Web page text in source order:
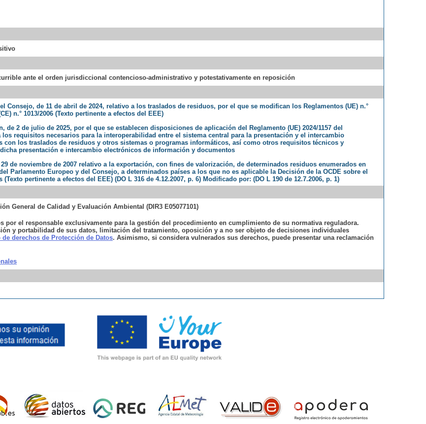
ante el orden jurisdiccional contencioso-administrativo y potestativamente en reposición
Consejo, de 11 de abril de 2024, relativo a los traslados de residuos, por el que se modifican los Reglamentos (UE) n.°
n.° 1013/2006 (Texto pertinente a efectos del EEE)
de 2 de julio de 2025, por el que se establecen disposiciones de aplicación del Reglamento (UE) 2024/1157 del
requisitos necesarios para la interoperabilidad entre el sistema central para la presentación y el intercambio
los traslados de residuos y otros sistemas o programas informáticos, así como otros requisitos técnicos y
presentación e intercambio electrónicos de información y documentos
29 de noviembre de 2007 relativo a la exportación, con fines de valorización, de determinados residuos enumerados en
Parlamento Europeo y del Consejo, a determinados países a los que no es aplicable la Decisión de la OCDE sobre el
pertinente a efectos del EEE) (DO L 316 de 4.12.2007, p. 6) Modificado por: (DO L 190 de 12.7.2006, p. 1)
General de Calidad y Evaluación Ambiental (DIR3 E05077101)
por el responsable exclusivamente para la gestión del procedimiento en cumplimiento de su normativa reguladora.
y portabilidad de sus datos, limitación del tratamiento, oposición y a no ser objeto de decisiones individuales
de derechos de Protección de Datos. Asimismo, si considera vulnerados sus derechos, puede presentar una reclamación